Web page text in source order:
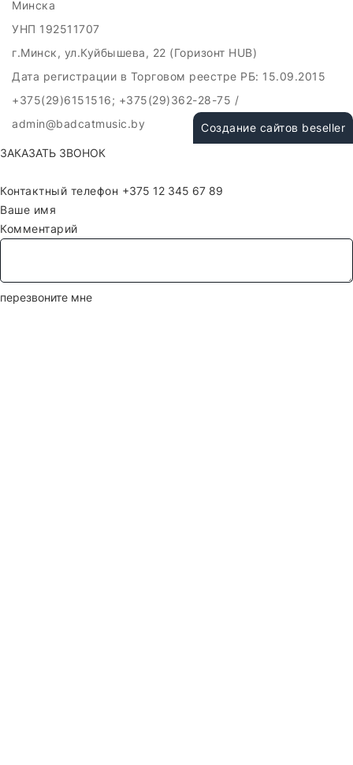
Минска
УНП 192511707
г.Минск, ул.Куйбышева, 22 (Горизонт HUB)
Дата регистрации в Торговом реестре РБ: 15.09.2015
+375(29)6151516; +375(29)362-28-75 /
admin@badcatmusic.by
Создание сайтов beseller
ЗАКАЗАТЬ ЗВОНОК
Контактный телефон
Ваше имя
Комментарий
перезвоните мне